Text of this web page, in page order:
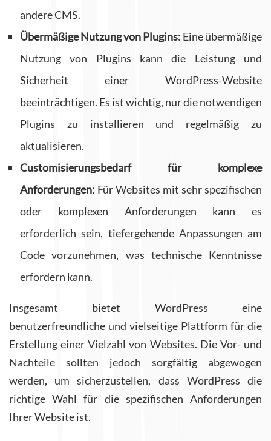
andere CMS.
Übermäßige Nutzung von Plugins: Eine übermäßige
Nutzung von Plugins kann die Leistung und
Sicherheit einer WordPress-Website
beeinträchtigen. Es ist wichtig, nur die notwendigen
Plugins zu installieren und regelmäßig zu
aktualisieren.
Customisierungsbedarf für komplexe
Anforderungen: Für Websites mit sehr spezifischen
oder komplexen Anforderungen kann es
erforderlich sein, tiefergehende Anpassungen am
Code vorzunehmen, was technische Kenntnisse
erfordern kann.
Insgesamt bietet WordPress eine
benutzerfreundliche und vielseitige Plattform für die
Erstellung einer Vielzahl von Websites. Die Vor- und
Nachteile sollten jedoch sorgfältig abgewogen
werden, um sicherzustellen, dass WordPress die
richtige Wahl für die spezifischen Anforderungen
Ihrer Website ist.